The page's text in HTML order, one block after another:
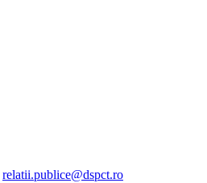
relatii.publice@dspct.ro